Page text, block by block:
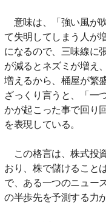
意味は、「強い風が
て失明してしまう人が
になるので、三味線に
が減るとネズミが増え
増えるから、桶屋が繁
ざっくり言うと、「一
かが起こった事で回り
を表現している。
この格言は、株式投
おり、株で儲けること
で、ある一つのニュー
の半歩先を予測する力